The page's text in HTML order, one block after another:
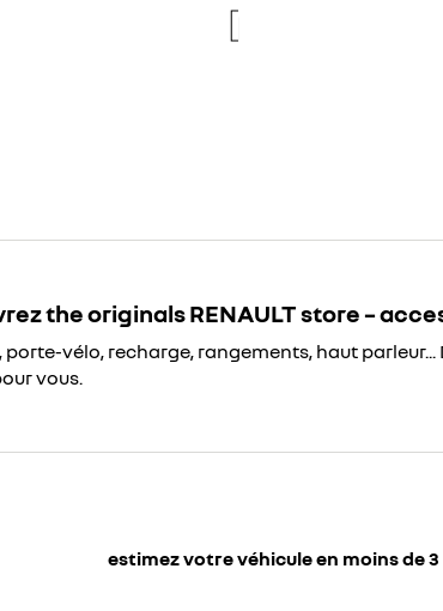
re
the originals RENAULT store –
vélo, recharge, rangements, haut parleur...
vous.
estimez votre véhicule en moins de